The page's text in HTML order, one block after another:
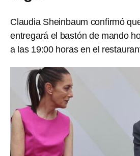
Claudia Sheinbaum confirmó
entregará el bastón de mando
a las 19:00 horas en el